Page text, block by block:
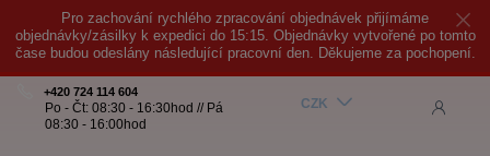
Pro zachování rychlého zpracování objednávek přijímáme
objednávky/zásilky k expedici do 15:15. Objednávky vytvořené po tomto
čase budou odeslány následující pracovní den. Děkujeme za pochopení.
CZK
+420 724 114 604
Po - Čt: 08:30 - 16:30hod // Pá
08:30 - 16:00hod